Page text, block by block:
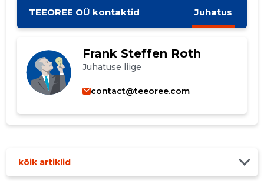
TEEOREE OÜ kontaktid Juhatus
Frank Steffen Roth
Juhatuse liige
contact@teeoree.com
kõik artiklid
MUUDA